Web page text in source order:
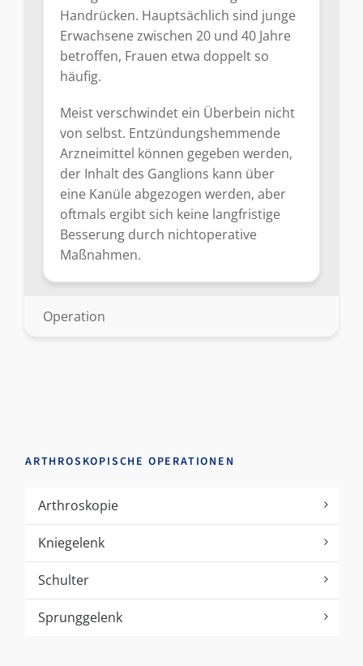
Handrücken. Hauptsächlich sind junge
Erwachsene zwischen 20 und 40 Jahre
betroffen, Frauen etwa doppelt so
häufig.
Meist verschwindet ein Überbein nicht
von selbst. Entzündungshemmende
Arzneimittel können gegeben werden,
der Inhalt des Ganglions kann über
eine Kanüle abgezogen werden, aber
oftmals ergibt sich keine langfristige
Besserung durch nichtoperative
Maßnahmen.
Operation
ARTHROSKOPISCHE OPERATIONEN
Arthroskopie
Kniegelenk
Schulter
Sprunggelenk